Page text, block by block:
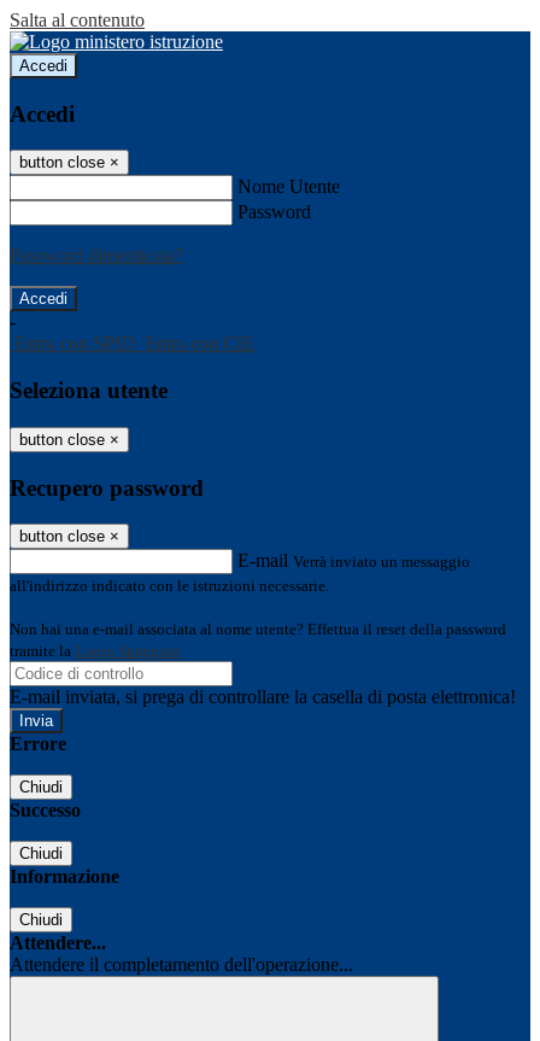
Salta al contenuto
Accedi
Accedi
button close ×
Nome Utente
Password
Password dimenticata?
-
Entra con SPID Entra con CIE
Seleziona utente
button close ×
Recupero password
button close ×
E-mail Verrà inviato un messaggio
all'indirizzo indicato con le istruzioni necessarie.
Non hai una e-mail associata al nome utente? Effettua il reset della password
tramite la Login Spaggiari
E-mail inviata, si prega di controllare la casella di posta elettronica!
Errore
Chiudi
Successo
Chiudi
Informazione
Chiudi
Attendere...
Attendere il completamento dell'operazione...